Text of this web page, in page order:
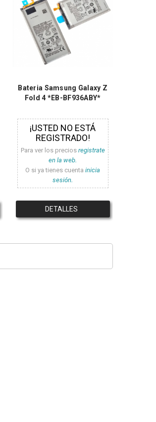
Bateria Samsung Galaxy Z
Fold 4 *EB-BF936ABY*
¡USTED NO ESTÁ
REGISTRADO!
Para ver los precios registrate
en la web.
O si ya tienes cuentainicia
sesión.
DETALLES